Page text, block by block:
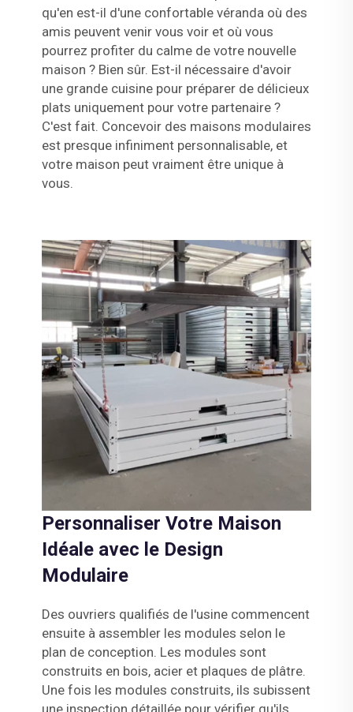
qu'en est-il d'une confortable véranda où des
amis peuvent venir vous voir et où vous
pourrez profiter du calme de votre nouvelle
maison ? Bien sûr. Est-il nécessaire d'avoir
une grande cuisine pour préparer de délicieux
plats uniquement pour votre partenaire ?
C'est fait. Concevoir des maisons modulaires
est presque infiniment personnalisable, et
votre maison peut vraiment être unique à
vous.
Personnaliser Votre Maison
Idéale avec le Design
Modulaire
Des ouvriers qualifiés de l'usine commencent
ensuite à assembler les modules selon le
plan de conception. Les modules sont
construits en bois, acier et plaques de plâtre.
Une fois les modules construits, ils subissent
une inspection détaillée pour vérifier qu'ils